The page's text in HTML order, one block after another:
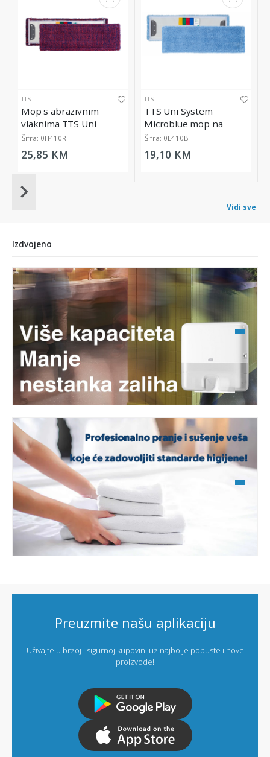
TTS
Mop s abrazivnim
vlaknima TTS Uni
System Ultrasafe, 40 cm
Šifra: 0H410R
25,85 KM
TTS
TTS Uni System
Microblue mop na
kopčanje, 40 cm
Šifra: 0L410B
19,10 KM
Item
Vidi sve
Izdvojeno
Preuzmite našu aplikaciju
Uživajte u brzoj i sigurnoj kupovini uz najbolje popuste i nove
proizvode!